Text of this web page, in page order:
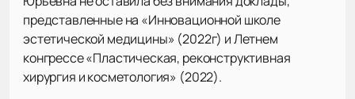
представленные на «Инновационной школе
эстетической медицины» (2022г) и Летнем
конгрессе «Пластическая, реконструктивная
хирургия и косметология» (2022).